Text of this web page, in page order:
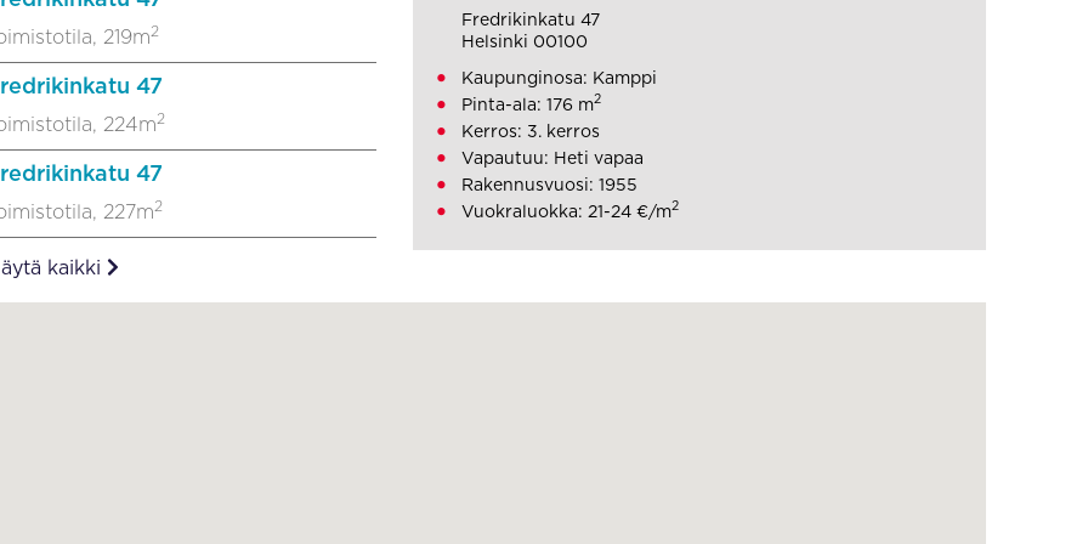
219m2
47
224m2
47
227m2
kaikki
Fredrikinkatu 47
Helsinki 00100
Kaupunginosa: Kamppi
Pinta-ala: 176 m2
Kerros: 3. kerros
Vapautuu: Heti vapaa
Rakennusvuosi: 1955
Vuokraluokka: 21-24 €/m2